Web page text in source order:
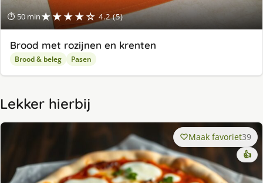
⏱ 50 min★★★★☆ 4.2 (5)
Brood met rozijnen en krenten
Brood & beleg Pasen
Lekker hierbij
Maak favoriet39
👍